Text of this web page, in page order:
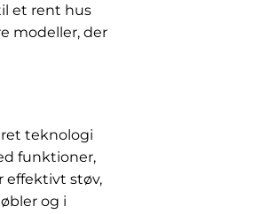
et rent hus
modeller, der
teknologi
funktioner,
effektivt støv,
og i